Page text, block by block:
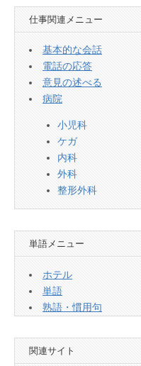
仕事関連メニュー
基本的な会話
電話の応答
意見の述べる
病院
小児科
ケガ
内科
外科
整形外科
単語メニュー
ホテル
単語
熟語・慣用句
関連サイト